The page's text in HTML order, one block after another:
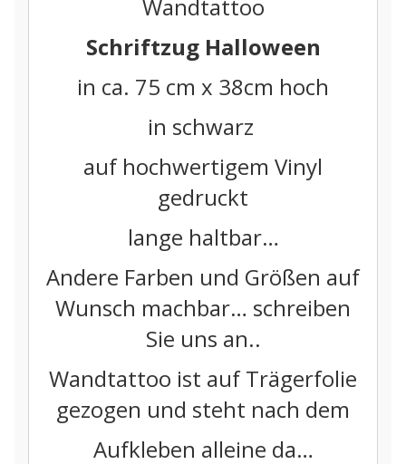
Wandtattoo
Schriftzug Halloween
in ca. 75 cm x 38cm hoch
in schwarz
auf hochwertigem Vinyl
gedruckt
lange haltbar…
Andere Farben und Größen auf
Wunsch machbar… schreiben
Sie uns an..
Wandtattoo ist auf Trägerfolie
gezogen und steht nach dem
Aufkleben alleine da…